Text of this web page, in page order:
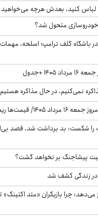
لباس کنید، بعدش هرچه می‌خواهید
متحول شد؟
باشگاه گلف ترامپ؛ اسلحه،
+جدول
نمی‌کنیم، در حال مذاکره
قیمت‌ها ریخت؟ +جدول
شکست: بد برداشت شد، قصد
پیشاجنگ بر نخواهد گشت؟
در زندگی کشف شد
چرا بازیگران «متد اکتینگ»